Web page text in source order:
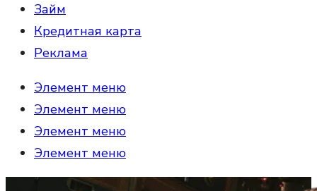
Займ
Кредитная карта
Реклама
Элемент меню
Элемент меню
Элемент меню
Элемент меню